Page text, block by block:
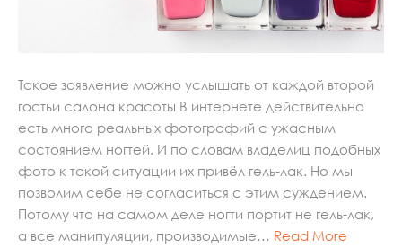
Такое заявление можно услышать от каждой второй
гостьи салона красоты В интернете действительно
есть много реальных фотографий с ужасным
состоянием ногтей. И по словам владелиц подобных
фото к такой ситуации их привёл гель-лак. Но мы
позволим себе не согласиться с этим суждением.
Потому что на самом деле ногти портит не гель-лак,
а все манипуляции, производимые… Read More